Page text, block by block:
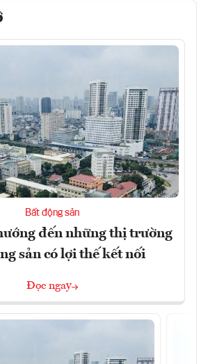
Bất động sản
đến những thị trường
sản có lợi thế kết nối
Đọc ngay